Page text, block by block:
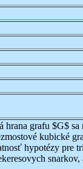
grafu $G$
kubické
hypotézy pre